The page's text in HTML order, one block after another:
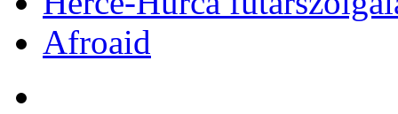
Afroaid